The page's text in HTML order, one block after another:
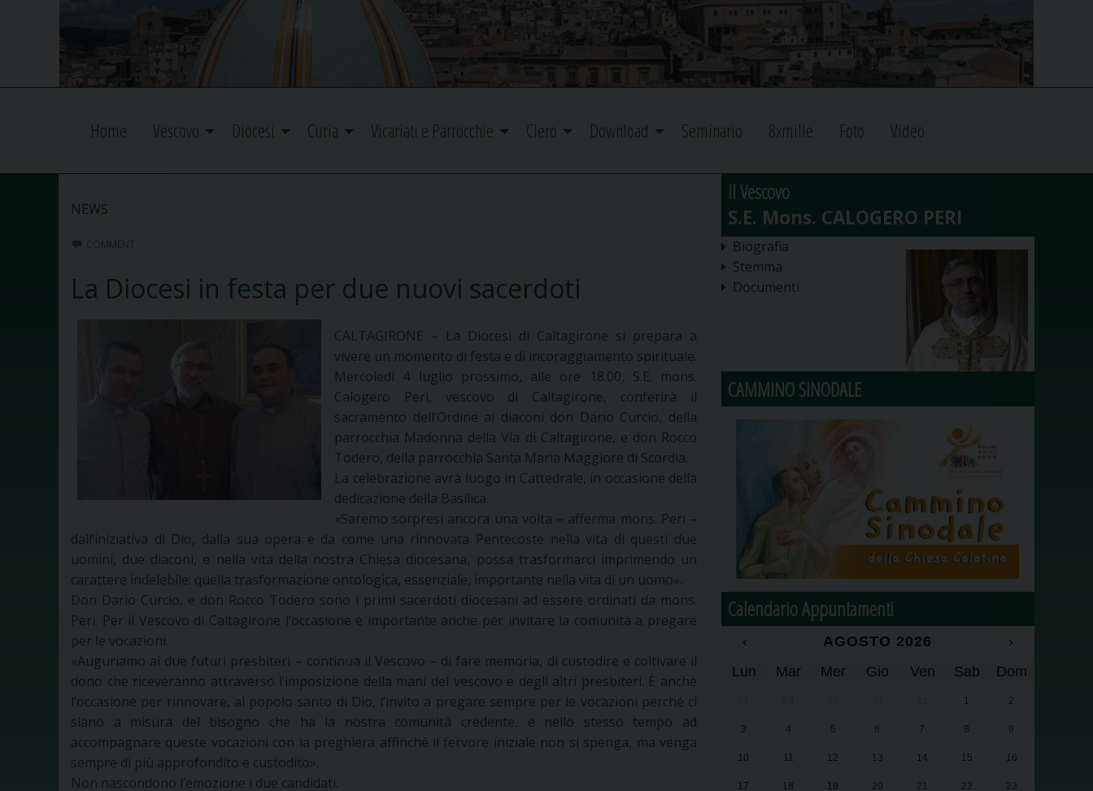
Home Vescovo Diocesi Curia Vicariati e Parrocchie Clero Download Seminario 8xmille Foto Video
NEWS
COMMENT
La Diocesi in festa per due nuovi sacerdoti
CALTAGIRONE – La Diocesi di Caltagirone si prepara a
vivere un momento di festa e di incoraggiamento spirituale.
Mercoledì 4 luglio prossimo, alle ore 18.00, S.E. mons.
Calogero Peri, vescovo di Caltagirone, conferirà il
sacramento dell’Ordine ai diaconi don Dario Curcio, della
parrocchia Madonna della Via di Caltagirone, e don Rocco
Todero, della parrocchia Santa Maria Maggiore di Scordia.
La celebrazione avrà luogo in Cattedrale, in occasione della
dedicazione della Basilica.
«Saremo sorpresi ancora una volta – afferma mons. Peri –
dall’iniziativa di Dio, dalla sua opera e da come una rinnovata Pentecoste nella vita di questi due
uomini, due diaconi, e nella vita della nostra Chiesa diocesana, possa trasformarci imprimendo un
carattere indelebile: quella trasformazione ontologica, essenziale, importante nella vita di un uomo».
Don Dario Curcio, e don Rocco Todero sono i primi sacerdoti diocesani ad essere ordinati da mons.
Peri. Per il Vescovo di Caltagirone l’occasione è importante anche per invitare la comunità a pregare
per le vocazioni.
«Auguriamo ai due futuri presbiteri – continua il Vescovo – di fare memoria, di custodire e coltivare il
dono che riceveranno attraverso l’imposizione della mani del vescovo e degli altri presbiteri. È anche
l’occasione per rinnovare, al popolo santo di Dio, l’invito a pregare sempre per le vocazioni perché ci
siano a misura del bisogno che ha la nostra comunità credente, e nello stesso tempo ad
accompagnare queste vocazioni con la preghiera affinché il fervore iniziale non si spenga, ma venga
sempre di più approfondito e custodito».
Non nascondono l’emozione i due candidati.
Il Vescovo
Biografia
Stemma
Documenti
CAMMINO SINODALE
Calendario Appuntamenti
‹ AGOSTO 2026
›
Lun
Mar Mer Gio Ven Sab Dom
1 2
3 4 5 6 7 8 9
10 11 12 13 14 15 16
17 18 19 20 21 22 23